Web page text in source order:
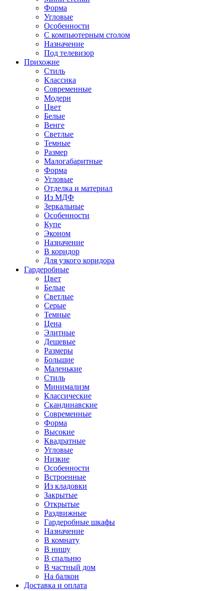
Форма
Угловые
Особенности
С компьютерным столом
Назначение
Под телевизор
Прихожие
Стиль
Классика
Современные
Модерн
Цвет
Белые
Венге
Светлые
Темные
Размер
Малогабаритные
Форма
Угловые
Отделка и материал
Из МДФ
Зеркальные
Особенности
Купе
Эконом
Назначение
В коридор
Для узкого коридора
Гардеробные
Цвет
Белые
Светлые
Серые
Темные
Цена
Элитные
Дешевые
Размеры
Большие
Маленькие
Стиль
Минимализм
Классические
Скандинавские
Современные
Форма
Высокие
Квадратные
Угловые
Низкие
Особенности
Встроенные
Из кладовки
Закрытые
Открытые
Раздвижные
Гардеробные шкафы
Назначение
В комнату
В нишу
В спальню
В частный дом
На балкон
Доставка и оплата